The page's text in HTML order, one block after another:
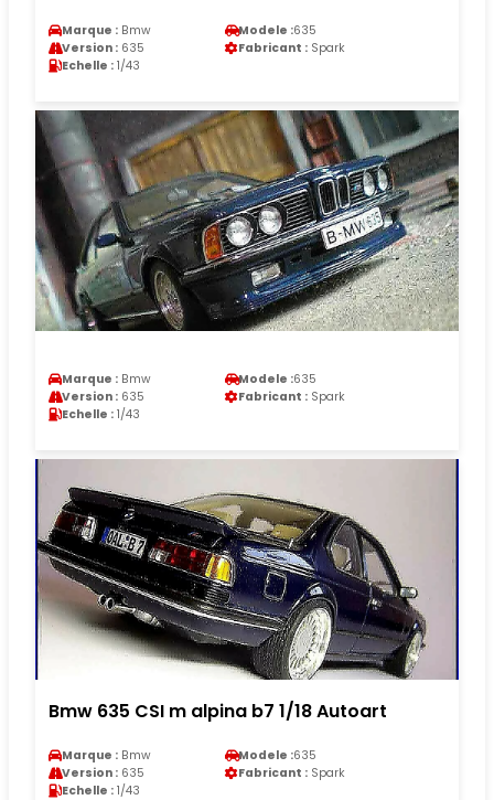
Marque : Bmw Modele :635
Version : 635 Fabricant : Spark
Echelle : 1/43
Marque : Bmw Modele :635
Version : 635 Fabricant : Spark
Echelle : 1/43
Bmw 635 CSI m alpina b7 1/18 Autoart
Marque : Bmw Modele :635
Version : 635 Fabricant : Spark
Echelle : 1/43